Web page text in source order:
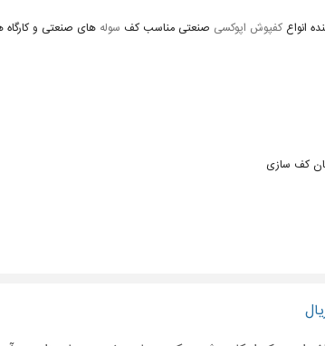
انواع کفپوش اپوکسی صنعتی مناسب کف سوله های صنعتی و
کف سازی